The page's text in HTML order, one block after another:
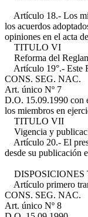
Artículo 18.- Los
los acuerdos
opiniones en el acta
TITULO VI
Reforma del
Artículo 19°.- Este
CONS. SEG. NAC.
Art. único Nº 7
D.O. 15.09.1990 con
los miembros en
TITULO VII
Vigencia y
Artículo 20.- El
desde su publicación
DISPOSICIONES
Artículo primero
CONS. SEG. NAC.
Art. único Nº 8